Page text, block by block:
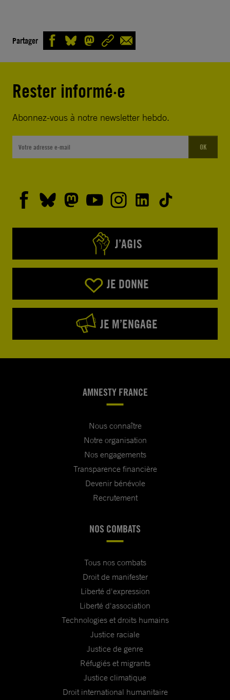
Partager
Rester informé·e
Abonnez-vous à notre newsletter hebdo.
OK
J’AGIS
JE DONNE
JE M’ENGAGE
AMNESTY FRANCE
Nous connaître
Notre organisation
Nos engagements
Transparence financière
Devenir bénévole
Recrutement
NOS COMBATS
Tous nos combats
Droit de manifester
Liberté d'expression
Liberté d'association
Technologies et droits humains
Justice raciale
Justice de genre
Réfugiés et migrants
Justice climatique
Droit international humanitaire